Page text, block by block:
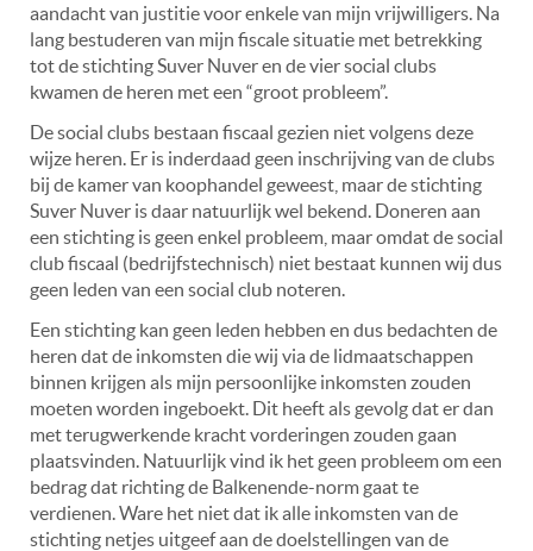
aandacht van justitie voor enkele van mijn vrijwilligers. Na
lang bestuderen van mijn fiscale situatie met betrekking
tot de stichting Suver Nuver en de vier social clubs
kwamen de heren met een “groot probleem”.
De social clubs bestaan fiscaal gezien niet volgens deze
wijze heren. Er is inderdaad geen inschrijving van de clubs
bij de kamer van koophandel geweest, maar de stichting
Suver Nuver is daar natuurlijk wel bekend. Doneren aan
een stichting is geen enkel probleem, maar omdat de social
club fiscaal (bedrijfstechnisch) niet bestaat kunnen wij dus
geen leden van een social club noteren.
Een stichting kan geen leden hebben en dus bedachten de
heren dat de inkomsten die wij via de lidmaatschappen
binnen krijgen als mijn persoonlijke inkomsten zouden
moeten worden ingeboekt. Dit heeft als gevolg dat er dan
met terugwerkende kracht vorderingen zouden gaan
plaatsvinden. Natuurlijk vind ik het geen probleem om een
bedrag dat richting de Balkenende-norm gaat te
verdienen. Ware het niet dat ik alle inkomsten van de
stichting netjes uitgeef aan de doelstellingen van de